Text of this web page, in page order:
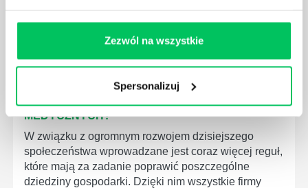
Zezwól na wszystkie
Spersonalizuj
GDZIE MOŻEMY ZAPOZNAĆ SIĘ Z
MEDYCZNYCH?
W związku z ogromnym rozwojem dzisiejszego
społeczeństwa wprowadzane jest coraz więcej reguł,
które mają za zadanie poprawić poszczególne
dziedziny gospodarki. Dzięki nim wszystkie firmy